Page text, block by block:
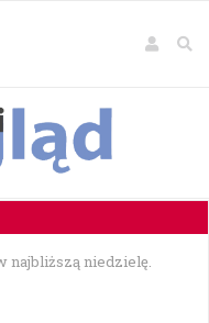
najbliższą niedzielę.